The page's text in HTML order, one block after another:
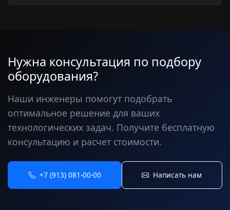
Нужна консультация по подбору
оборудования?
Наши инженеры помогут подобрать
оптимальное решение для ваших
технологических задач. Получите бесплатную
консультацию и расчет стоимости.
+7 (913) 081-00-00 Написать нам